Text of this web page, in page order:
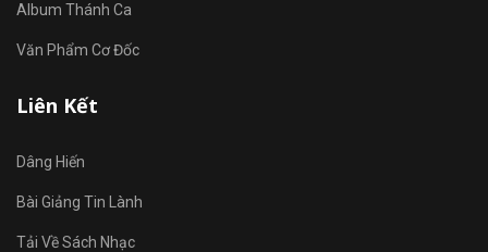
Album Thánh Ca
Văn Phẩm Cơ Đốc
Liên Kết
Dâng Hiến
Bài Giảng Tin Lành
Tải Về Sách Nhạc